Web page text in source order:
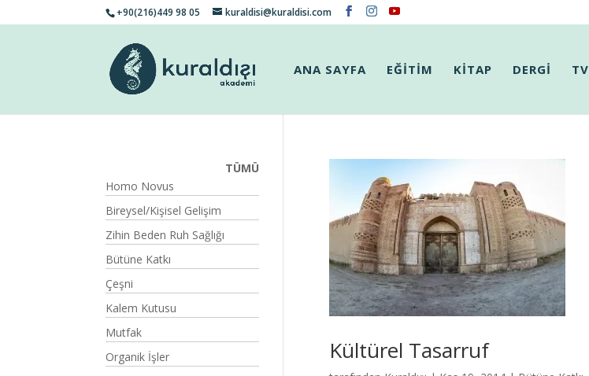
+90(216)449 98 05 kuraldisi@kuraldisi.com
ANA SAYFA EĞİTİM KİTAP DERGİ TV
Kültürel Tasarruf
TÜMÜ
Homo Novus
Bireysel/Kişisel Gelişim
Zihin Beden Ruh Sağlığı
Bütüne Katkı
Çeşni
Kalem Kutusu
Mutfak
Organik İşler